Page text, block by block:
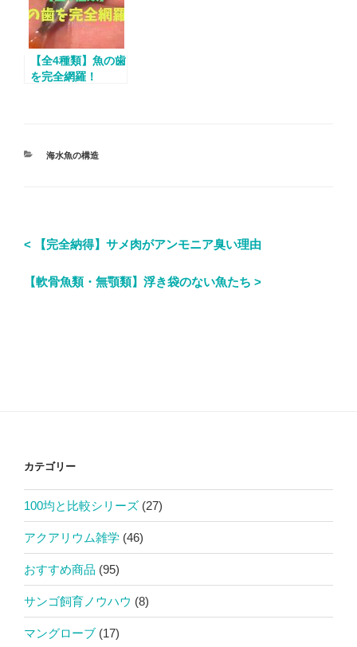
【全4種類】魚の歯
を完全網羅！
海水魚の構造
< 【完全納得】サメ肉がアンモニア臭い理由
【軟骨魚類・無顎類】浮き袋のない魚たち >
カテゴリー
100均と比較シリーズ (27)
アクアリウム雑学 (46)
おすすめ商品 (95)
サンゴ飼育ノウハウ (8)
マングローブ (17)